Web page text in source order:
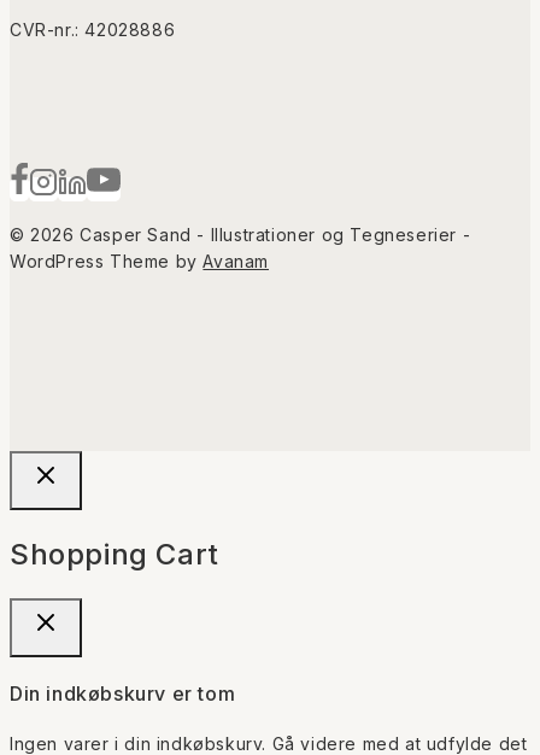
CVR-nr.: 42028886
© 2026 Casper Sand - Illustrationer og Tegneserier -
WordPress Theme byAvanam
Shopping Cart
Din indkøbskurv er tom
Ingen varer i din indkøbskurv. Gå videre med at udfylde det